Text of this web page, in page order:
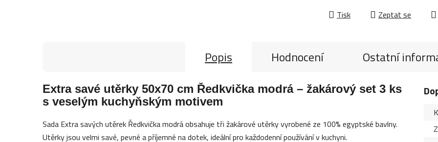
Tisk Zeptat se
Popis Hodnocení Ostatní
Extra savé utěrky 50x70 cm Ředkvička modrá – žakárový set 3 ks
s veselým kuchyňským motivem
Sada Extra savých utěrek Ředkvička modrá obsahuje tři žakárové utěrky vyrobené ze 100% egyptské bavlny.
Utěrky jsou velmi savé, pevné a příjemné na dotek, ideální pro každodenní používání v kuchyni.